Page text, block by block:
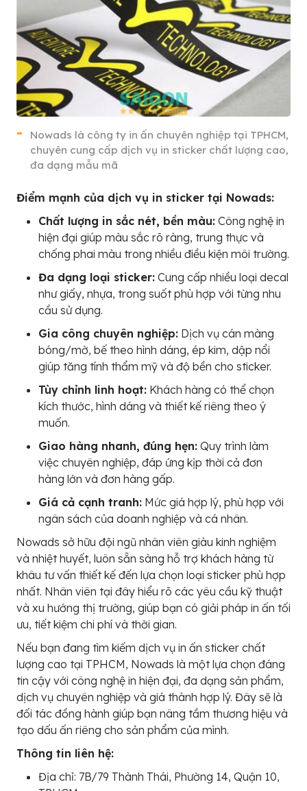
Nowads là công ty in ấn chuyên nghiệp tại TPHCM,
chuyên cung cấp dịch vụ in sticker chất lượng cao,
đa dạng mẫu mã
Điểm mạnh của dịch vụ in sticker tại Nowads:
Chất lượng in sắc nét, bền màu: Công nghệ in
hiện đại giúp màu sắc rõ ràng, trung thực và
chống phai màu trong nhiều điều kiện môi trường.
Đa dạng loại sticker: Cung cấp nhiều loại decal
như giấy, nhựa, trong suốt phù hợp với từng nhu
cầu sử dụng.
Gia công chuyên nghiệp: Dịch vụ cán màng
bóng/mờ, bế theo hình dáng, ép kim, dập nổi
giúp tăng tính thẩm mỹ và độ bền cho sticker.
Tùy chỉnh linh hoạt: Khách hàng có thể chọn
kích thước, hình dáng và thiết kế riêng theo ý
muốn.
Giao hàng nhanh, đúng hẹn: Quy trình làm
việc chuyên nghiệp, đáp ứng kịp thời cả đơn
hàng lớn và đơn hàng gấp.
Giá cả cạnh tranh: Mức giá hợp lý, phù hợp với
ngân sách của doanh nghiệp và cá nhân.
Nowads sở hữu đội ngũ nhân viên giàu kinh nghiệm
và nhiệt huyết, luôn sẵn sàng hỗ trợ khách hàng từ
khâu tư vấn thiết kế đến lựa chọn loại sticker phù hợp
nhất. Nhân viên tại đây hiểu rõ các yêu cầu kỹ thuật
và xu hướng thị trường, giúp bạn có giải pháp in ấn tối
ưu, tiết kiệm chi phí và thời gian.
Nếu bạn đang tìm kiếm dịch vụ in ấn sticker chất
lượng cao tại TPHCM, Nowads là một lựa chọn đáng
tin cậy với công nghệ in hiện đại, đa dạng sản phẩm,
dịch vụ chuyên nghiệp và giá thành hợp lý. Đây sẽ là
đối tác đồng hành giúp bạn nâng tầm thương hiệu và
tạo dấu ấn riêng cho sản phẩm của mình.
Thông tin liên hệ:
Địa chỉ: 7B/79 Thành Thái, Phường 14, Quận 10,